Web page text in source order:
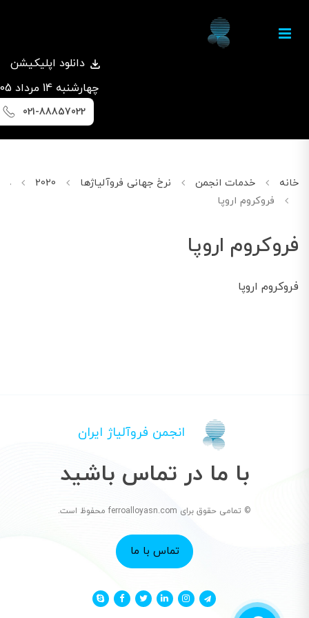
دانلود اپلیکیشن
چهارشنبه 14 مرداد 1405
021-88857022
خانه خدمات انجمن نرخ جهانی فروآلیاژها 2020
فروکروم اروپا
فروکروم اروپا
فروکروم اروپا
انجمن فروآلیاژ ایران
با ما در تماس باشید
© تمامی حقوق برای ferroalloyasn.com محفوظ است.
تماس با ما